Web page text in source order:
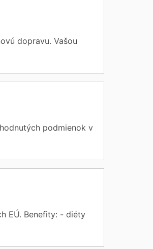
dopravu. Vašou
podmienok v
EÚ. Benefity: - diéty